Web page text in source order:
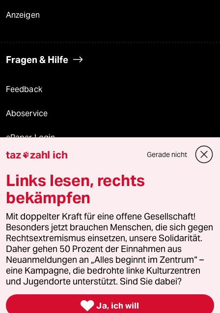
Anzeigen
Fragen & Hilfe
Feedback
Aboservice
ePaper Login
Downloads für Abonnierende
© 2026 taz Verlags und Vertriebs GmbH
Alle Rechte vorbehalten. Bei rechtlichen Fragen oder für Genehmigungen
wenden Sie sich bitte an
lizenzen@taz.de
Feedback Redaktionsstatut Kommune-Richtlinien
Leitlinie Informant Datenschutz Impressum AGB
Seitenwende Einwilligungen widerrufen (Ads)
taz zahl ich Gerade nicht
Links lesen, rechts
bekämpfen
Mit doppelter Kraft für eine offene Gesellschaft!
Besonders jetzt brauchen Menschen, die sich gegen
Rechtsextremismus einsetzen, unsere Solidarität.
Daher gehen 50 Prozent der Einnahmen aus
Neuanmeldungen an „Alles beginnt im Zentrum“ –
eine Kampagne, die bedrohte linke Kulturzentren
und Jugendorte unterstützt. Sind Sie dabei?
 Ja, ich will